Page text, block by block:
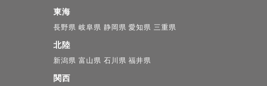
親しみやすい」とよく言われる性格なので、男性カメラマンにち
感じる方もどうぞご安心ください。
東海
長野県 岐阜県 静岡県 愛知県 三重県
北陸
新潟県 富山県 石川県 福井県
関西